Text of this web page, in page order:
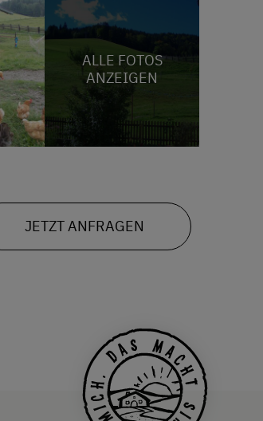
ALLE FOTOS
ANZEIGEN
JETZT ANFRAGEN